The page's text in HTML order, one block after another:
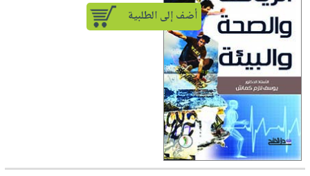
أضف إلى الطلبية